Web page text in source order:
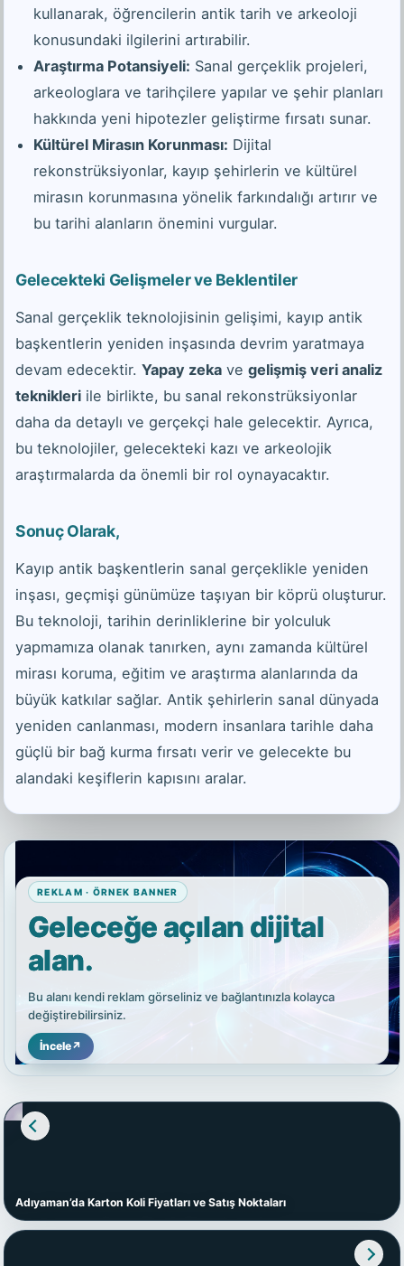
kullanarak, öğrencilerin antik tarih ve arkeoloji
konusundaki ilgilerini artırabilir.
Araştırma Potansiyeli: Sanal gerçeklik projeleri,
arkeologlara ve tarihçilere yapılar ve şehir planları
hakkında yeni hipotezler geliştirme fırsatı sunar.
Kültürel Mirasın Korunması: Dijital
rekonstrüksiyonlar, kayıp şehirlerin ve kültürel
mirasın korunmasına yönelik farkındalığı artırır ve
bu tarihi alanların önemini vurgular.
Gelecekteki Gelişmeler ve Beklentiler
Sanal gerçeklik teknolojisinin gelişimi, kayıp antik
başkentlerin yeniden inşasında devrim yaratmaya
devam edecektir. Yapay zeka ve gelişmiş veri analiz
teknikleri ile birlikte, bu sanal rekonstrüksiyonlar
daha da detaylı ve gerçekçi hale gelecektir. Ayrıca,
bu teknolojiler, gelecekteki kazı ve arkeolojik
araştırmalarda da önemli bir rol oynayacaktır.
Sonuç Olarak,
Kayıp antik başkentlerin sanal gerçeklikle yeniden
inşası, geçmişi günümüze taşıyan bir köprü oluşturur.
Bu teknoloji, tarihin derinliklerine bir yolculuk
yapmamıza olanak tanırken, aynı zamanda kültürel
mirası koruma, eğitim ve araştırma alanlarında da
büyük katkılar sağlar. Antik şehirlerin sanal dünyada
yeniden canlanması, modern insanlara tarihle daha
güçlü bir bağ kurma fırsatı verir ve gelecekte bu
alandaki keşiflerin kapısını aralar.
REKLAM · ÖRNEK BANNER
Geleceğe açılan dijital
alan.
Bu alanı kendi reklam görseliniz ve bağlantınızla kolayca
değiştirebilirsiniz.
İncele↗
Adıyaman’da Karton Koli Fiyatları ve Satış Noktaları